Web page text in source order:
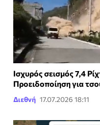
Ισχυρός σεισμός 7,4
Προειδοποίηση για
Διεθνή 17.07.2026 18:11